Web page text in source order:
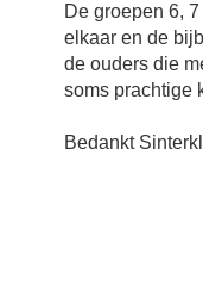
De groepen 6,
elkaar en de
de ouders die
soms prachtige
Bedankt